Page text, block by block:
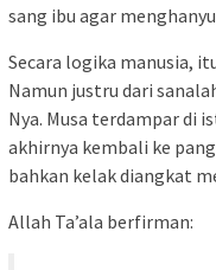
sang ibu agar
Secara logika manusia,
Namun justru dari
Nya. Musa terdampar di
akhirnya kembali ke
bahkan kelak diangkat
Allah Ta’ala berfirman: